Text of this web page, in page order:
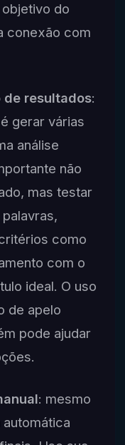
do
conexão com
de resultados:
gerar várias
análise
não
mas testar
como
com o
ideal. O uso
de apelo
pode ajudar
: mesmo